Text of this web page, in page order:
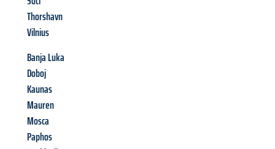
Thorshavn
Vilnius
Banja Luka
Doboj
Kaunas
Mauren
Mosca
Paphos